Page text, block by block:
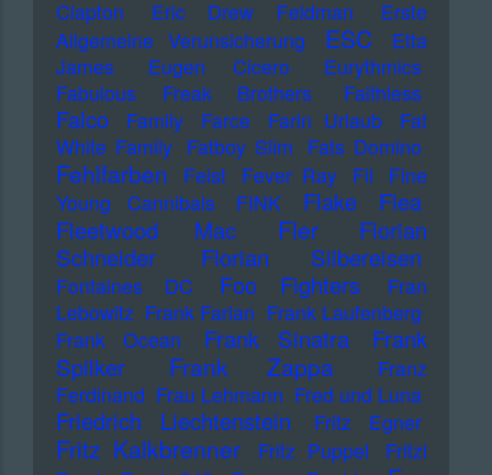
Clapton
Eric Drew Feldman
Erste
Allgemeine Verunsicherung
ESC
Etta
James
Eugen Cicero
Eurythmics
Fabulous Freak Brothers
Faithless
Falco Family Farce Farin Urlaub
Fat
White Family Fatboy Slim Fats Domino
Fehlfarben Feist Fever Ray Fil
Fine
Young Cannibals
FINK Flake
Flea
Fleetwood Mac
Fler
Florian
Schneider
Florian Silbereisen
Fontaines DC Foo Fighters
Fran
Lebowitz Frank Farian Frank Laufenberg
Frank Ocean
Frank Sinatra
Frank
Spilker
Frank Zappa
Franz
Ferdinand Frau Lehmann Fred und Luna
Friedrich Liechtenstein Fritz Egner
Fritz Kalkbrenner Fritz Puppel
Fritzi